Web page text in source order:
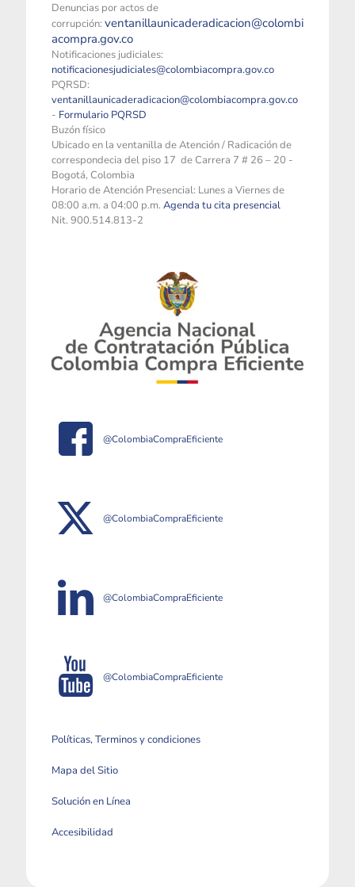
Denuncias por actos de
corrupción: ventanillaunicaderadicacion@colombi
acompra.gov.co
Notificaciones judiciales:
notificacionesjudiciales@colombiacompra.gov.co
PQRSD:
ventanillaunicaderadicacion@colombiacompra.gov.co
- Formulario PQRSD
Buzón físico
Ubicado en la ventanilla de Atención / Radicación de
correspondecia del piso 17 de Carrera 7 # 26 – 20 -
Bogotá, Colombia
Horario de Atención Presencial: Lunes a Viernes de
08:00 a.m. a 04:00 p.m. Agenda tu cita presencial
Nit. 900.514.813-2
@ColombiaCompraEficiente
@ColombiaCompraEficiente
@ColombiaCompraEficiente
@ColombiaCompraEficiente
Políticas, Terminos y condiciones
Mapa del Sitio
Solución en Línea
Accesibilidad